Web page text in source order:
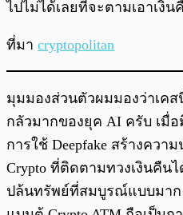
ไปไม่ได้เลยที่จะตามเอาเงิ
ที่มา cryptopolitan
มุมมองส่วนตัวผมมองว่าเค
กลัวมากของยุค AI ครับ เมื่
การใช้ Deepfake สร้างควา
Crypto ที่ติดตามทวงเงินคืน
ปล้นทรัพย์ที่สมบูรณ์แบบมา